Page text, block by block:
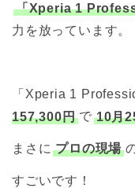
「Xperia 1
力を放っています。
「Xperia 1
157,300円 で 10月
まさに プロの現場
すごいです！